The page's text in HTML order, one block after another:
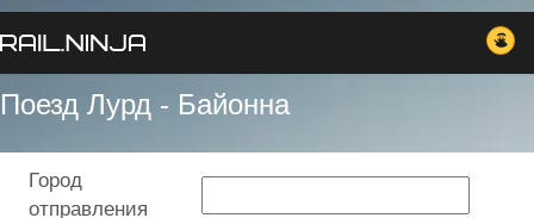
Поезд Лурд - Байонна
Город
отправления